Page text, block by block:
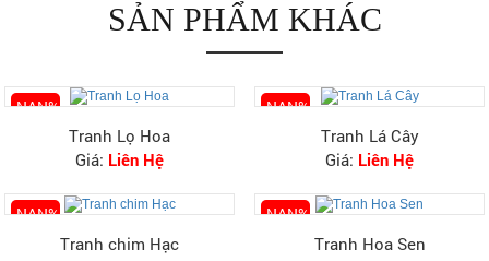
SẢN PHẨM KHÁC
-NAN%
Tranh Lọ Hoa
Giá: Liên Hệ
-NAN%
Tranh Lá Cây
Giá: Liên Hệ
-NAN%
Tranh chim Hạc
-NAN%
Tranh Hoa Sen